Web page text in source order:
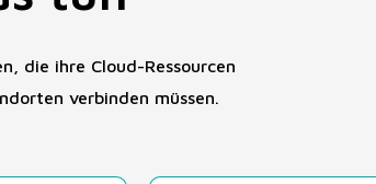
die ihre Cloud-Ressourcen
verbinden müssen.